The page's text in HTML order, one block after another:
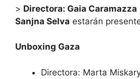
> Directora: Gaia Caramazza
Sanjna Selva estarán
Unboxing Gaza
Directora: Marta